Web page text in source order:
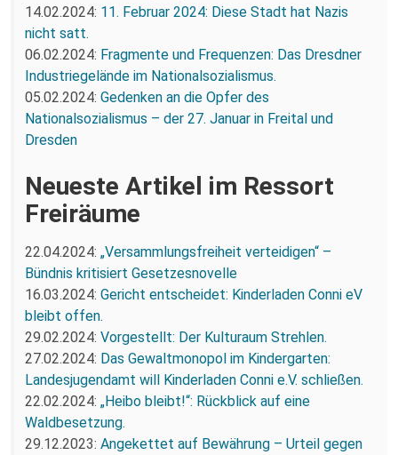
14.02.2024: 11. Februar 2024: Diese Stadt hat Nazis
nicht satt.
06.02.2024: Fragmente und Frequenzen: Das Dresdner
Industriegelände im Nationalsozialismus.
05.02.2024: Gedenken an die Opfer des
Nationalsozialismus – der 27. Januar in Freital und
Dresden
Neueste Artikel im Ressort
Freiräume
22.04.2024: „Versammlungsfreiheit verteidigen“ –
Bündnis kritisiert Gesetzesnovelle
16.03.2024: Gericht entscheidet: Kinderladen Conni eV
bleibt offen.
29.02.2024: Vorgestellt: Der Kulturaum Strehlen.
27.02.2024: Das Gewaltmonopol im Kindergarten:
Landesjugendamt will Kinderladen Conni e.V. schließen.
22.02.2024: „Heibo bleibt!“: Rückblick auf eine
Waldbesetzung.
29.12.2023: Angekettet auf Bewährung – Urteil gegen